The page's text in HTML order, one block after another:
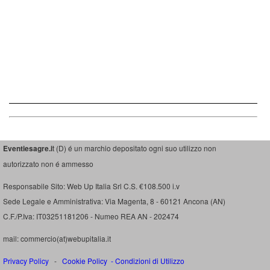
Eventiesagre.it (D) é un marchio depositato ogni suo utilizzo non
autorizzato non é ammesso
Responsabile Sito: Web Up Italia Srl C.S. €108.500 i.v
Sede Legale e Amministrativa: Via Magenta, 8 - 60121 Ancona (AN)
C.F./P.Iva: IT03251181206 - Numeo REA AN - 202474
mail: commercio(at)webupitalia.it
Privacy Policy - Cookie Policy -Condizioni di Utilizzo